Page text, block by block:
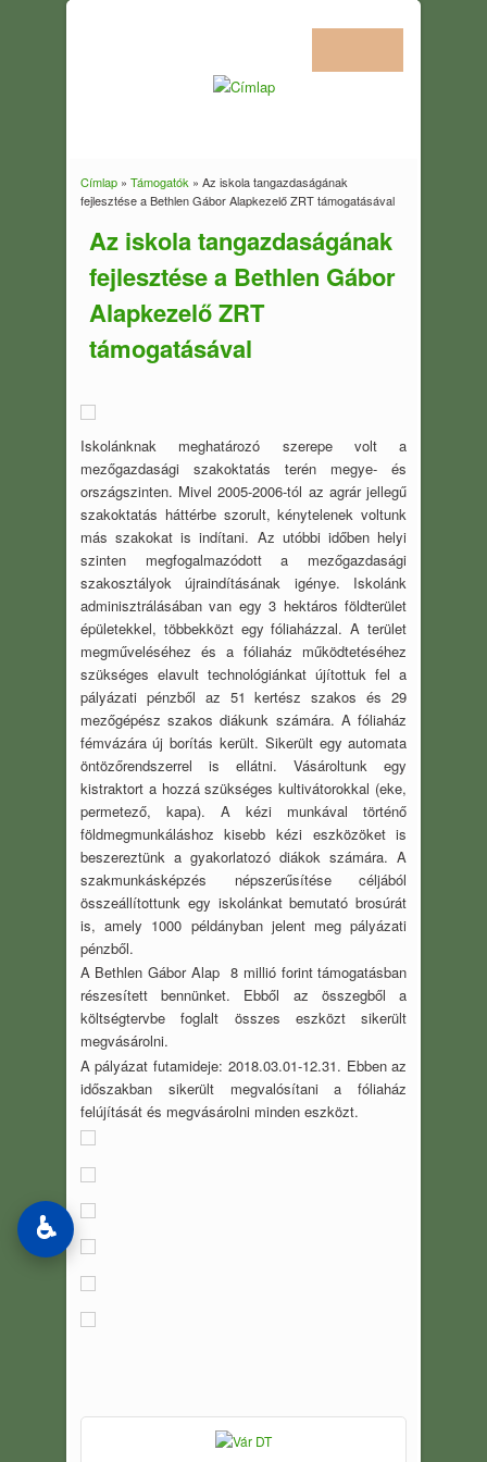
Jelenlegi hely
Címlap» Támogatók » Az iskola tangazdaságának
fejlesztése a Bethlen Gábor Alapkezelő ZRT támogatásával
Az iskola tangazdaságának
fejlesztése a Bethlen Gábor
Alapkezelő ZRT
támogatásával
Iskolánknak meghatározó szerepe volt a
mezőgazdasági szakoktatás terén megye- és
országszinten. Mivel 2005-2006-tól az agrár jellegű
szakoktatás háttérbe szorult, kénytelenek voltunk
más szakokat is indítani. Az utóbbi időben helyi
szinten megfogalmazódott a mezőgazdasági
szakosztályok újraindításának igénye. Iskolánk
adminisztrálásában van egy 3 hektáros földterület
épületekkel, többekközt egy fóliaházzal. A terület
megműveléséhez és a fóliaház működtetéséhez
szükséges elavult technológiánkat újítottuk fel a
pályázati pénzből az 51 kertész szakos és 29
mezőgépész szakos diákunk számára. A fóliaház
fémvázára új borítás került. Sikerült egy automata
öntözőrendszerrel is ellátni. Vásároltunk egy
kistraktort a hozzá szükséges kultivátorokkal (eke,
permetező, kapa). A kézi munkával történő
földmegmunkáláshoz kisebb kézi eszközöket is
beszereztünk a gyakorlatozó diákok számára. A
szakmunkásképzés népszerűsítése céljából
összeállítottunk egy iskolánkat bemutató brosúrát
is, amely 1000 példányban jelent meg pályázati
pénzből.
A Bethlen Gábor Alap 8 millió forint támogatásban
részesített bennünket. Ebből az összegből a
költségtervbe foglalt összes eszközt sikerült
megvásárolni.
A pályázat futamideje: 2018.03.01-12.31. Ebben az
időszakban sikerült megvalósítani a fóliaház
felújítását és megvásárolni minden eszközt.
♿